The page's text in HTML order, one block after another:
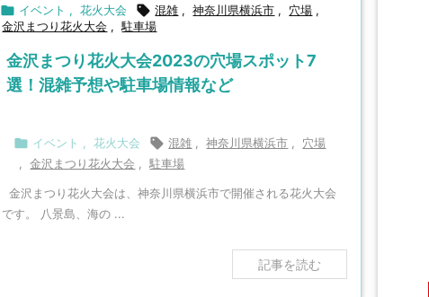
 イベント , 花火大会  混雑 , 神奈川県横浜市 , 穴場 ,
金沢まつり花火大会 , 駐車場
金沢まつり花火大会2023の穴場スポット7
選！混雑予想や駐車場情報など
 イベント , 花火大会  混雑 , 神奈川県横浜市 ,
穴場
, 金沢まつり花火大会 , 駐車場
金沢まつり花火大会は、神奈川県横浜市で開催される花火大会
です。 八景島、海の ...
記事を読む